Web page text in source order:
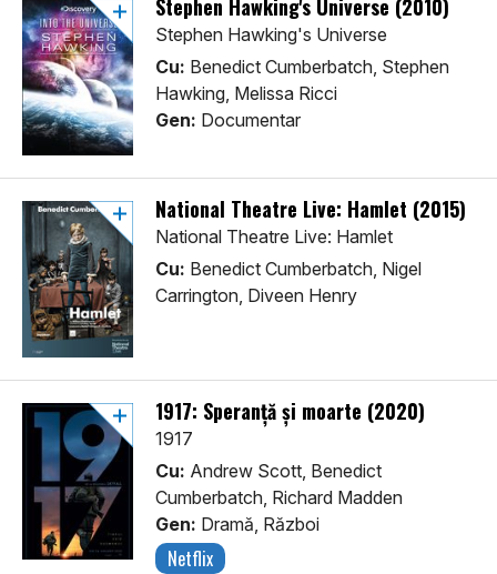
Stephen Hawking's Universe (2010)
Stephen Hawking's Universe
Cu: Benedict Cumberbatch, Stephen
Hawking, Melissa Ricci
Gen: Documentar
National Theatre Live: Hamlet (2015)
National Theatre Live: Hamlet
Cu: Benedict Cumberbatch, Nigel
Carrington, Diveen Henry
1917: Speranță și moarte (2020)
1917
Cu: Andrew Scott, Benedict
Cumberbatch, Richard Madden
Gen: Dramă, Război
Netflix